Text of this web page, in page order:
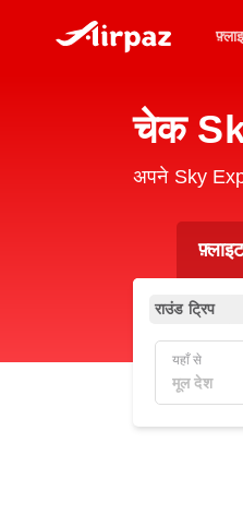
चेक
अपने Sky
राउंड ट्रिप
यहाँ से